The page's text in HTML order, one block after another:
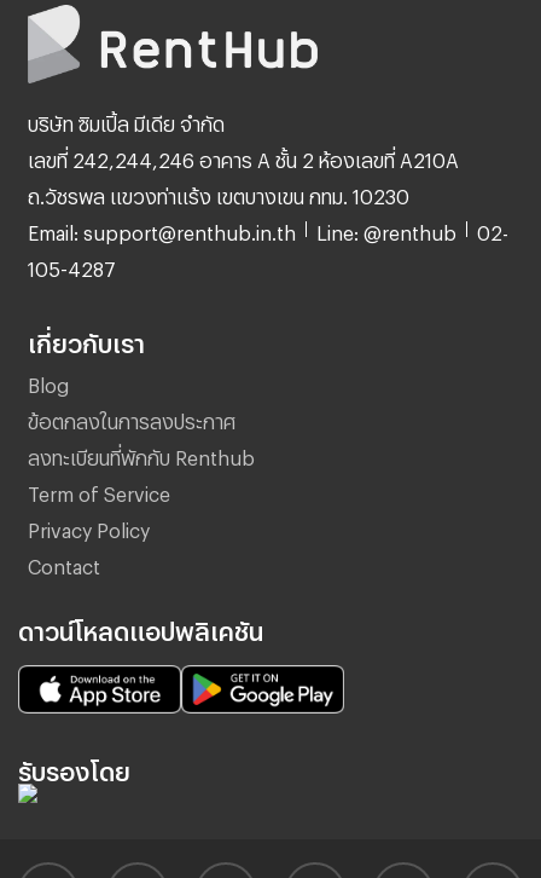
บริษัท ซิมเปิ้ล มีเดีย จำกัด
เลขที่ 242,244,246 อาคาร A ชั้น 2 ห้องเลขที่ A210A
ถ.วัชรพล แขวงท่าแร้ง เขตบางเขน กทม. 10230
Email: support@renthub.in.th Line: @renthub 02-
105-4287
เกี่ยวกับเรา
Blog
ข้อตกลงในการลงประกาศ
ลงทะเบียนที่พักกับ Renthub
Term of Service
Privacy Policy
Contact
ดาวน์โหลดแอปพลิเคชัน
รับรองโดย